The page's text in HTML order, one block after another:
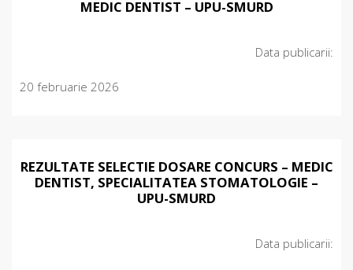
MEDIC DENTIST – UPU-SMURD
Data publicarii:
20 februarie 2026
REZULTATE SELECTIE DOSARE CONCURS – MEDIC
DENTIST, SPECIALITATEA STOMATOLOGIE –
UPU-SMURD
Data publicarii: